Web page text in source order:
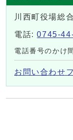
川西町役場総
電話:0745-
電話番号のかけ
お問い合わせ